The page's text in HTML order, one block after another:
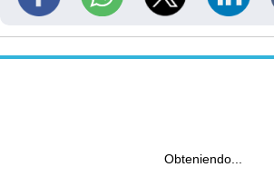
Obteniendo...